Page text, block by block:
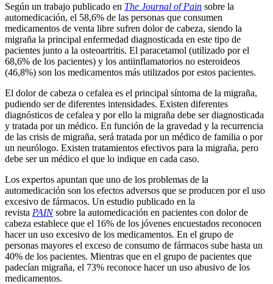
Según un trabajo publicado en The Journal of Pain sobre la
automedicación, el 58,6% de las personas que consumen
medicamentos de venta libre sufren dolor de cabeza, siendo la
migraña la principal enfermedad diagnosticada en este tipo de
pacientes junto a la osteoartritis. El paracetamol (utilizado por el
68,6% de los pacientes) y los antiinflamatorios no esteroideos
(46,8%) son los medicamentos más utilizados por estos pacientes.
El dolor de cabeza o cefalea es el principal síntoma de la migraña,
pudiendo ser de diferentes intensidades. Existen diferentes
diagnósticos de cefalea y por ello la migraña debe ser diagnosticada
y tratada por un médico. En función de la gravedad y la recurrencia
de las crisis de migraña, será tratada por un médico de familia o por
un neurólogo. Existen tratamientos efectivos para la migraña, pero
debe ser un médico el que lo indique en cada caso.
Los expertos apuntan que uno de los problemas de la
automedicación son los efectos adversos que se producen por el uso
excesivo de fármacos. Un estudio publicado en la
revista PAINsobre la automedicación en pacientes con dolor de
cabeza establece que el 16% de los jóvenes encuestados reconocen
hacer un uso excesivo de los medicamentos. En el grupo de
personas mayores el exceso de consumo de fármacos sube hasta un
40% de los pacientes. Mientras que en el grupo de pacientes que
padecían migraña, el 73% reconoce hacer un uso abusivo de los
medicamentos.